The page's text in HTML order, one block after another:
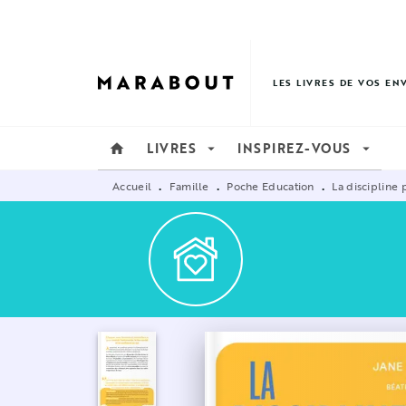
LES LIVRES DE VOS
home LIVRES arrow_drop_down INSPIREZ-VOUS arrow_drop_down
Accueil • Famille • Poche Education • La discipline